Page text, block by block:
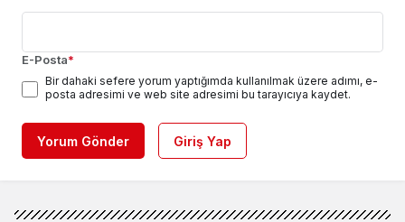
E-Posta*
Bir dahaki sefere yorum yaptığımda kullanılmak üzere adımı, e-
posta adresimi ve web site adresimi bu tarayıcıya kaydet.
Yorum Gönder Giriş Yap